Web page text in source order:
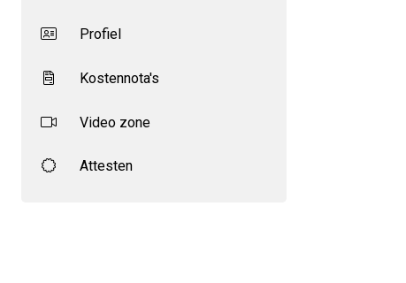
Profiel
Kostennota's
Video zone
Attesten